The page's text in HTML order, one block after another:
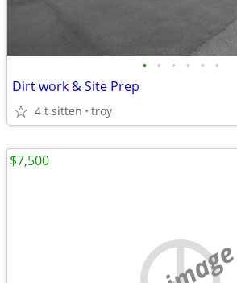
• • • • • •
Dirt work & Site Prep
4 t sitten troy
$7,500